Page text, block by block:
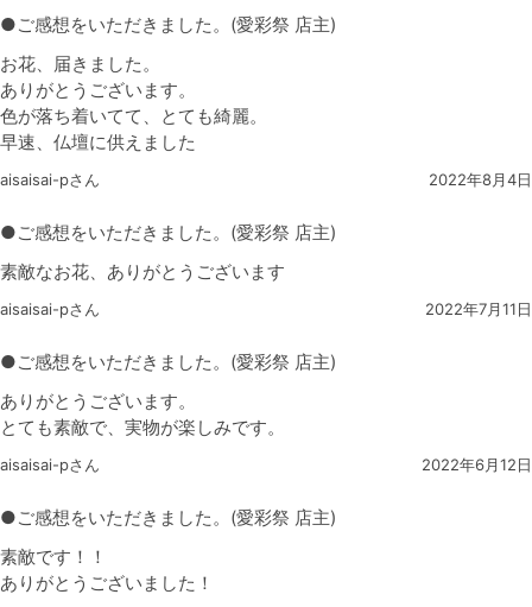
●ご感想をいただきました。(愛彩祭 店主)
お花、届きました。
ありがとうございます。
色が落ち着いてて、とても綺麗。
早速、仏壇に供えました
aisaisai-pさん 2022年8月4日
●ご感想をいただきました。(愛彩祭 店主)
素敵なお花、ありがとうございます
aisaisai-pさん 2022年7月11日
●ご感想をいただきました。(愛彩祭 店主)
ありがとうございます。
とても素敵で、実物が楽しみです。
aisaisai-pさん 2022年6月12日
●ご感想をいただきました。(愛彩祭 店主)
素敵です！！
ありがとうございました！